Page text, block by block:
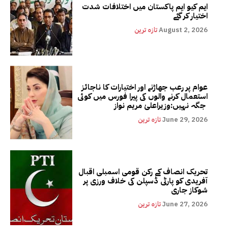
ایم کیو ایم پاکستان میں اختلافات شدت
اختیار کر گئے
تازہ ترینAugust 2, 2026
عوام پر رعب جھاڑنے اور اختیارات کا ناجائز
استعمال کرنے والوں کی پیرا فورس میں کوئی
تازہ ترینJune 29, 2026
تحریک انصاف کے رکن قومی اسمبلی اقبال
آفریدی کو پارٹی ڈسپلن کی خلاف ورزی پر
شوکاز جاری
تازہ ترینJune 27, 2026